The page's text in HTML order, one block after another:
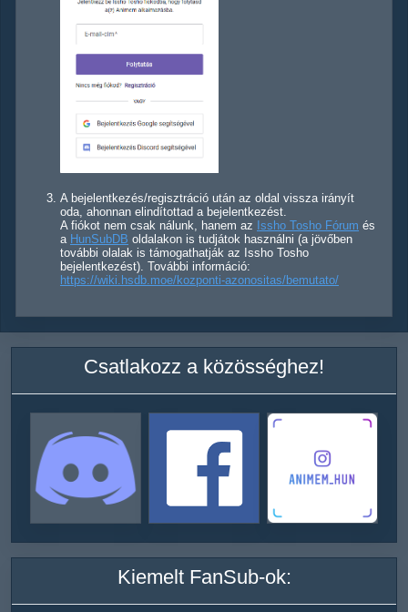
A bejelentkezés/regisztráció után az oldal vissza irányít
oda, ahonnan elindítottad a bejelentkezést.
A fiókot nem csak nálunk, hanem az Issho Tosho Fórum és
a HunSubDB oldalakon is tudjátok használni (a jövőben
további olalak is támogathatják az Issho Tosho
bejelentkezést). További információ:
https://wiki.hsdb.moe/kozponti-azonositas/bemutato/
Csatlakozz a közösséghez!
Kiemelt FanSub-ok: